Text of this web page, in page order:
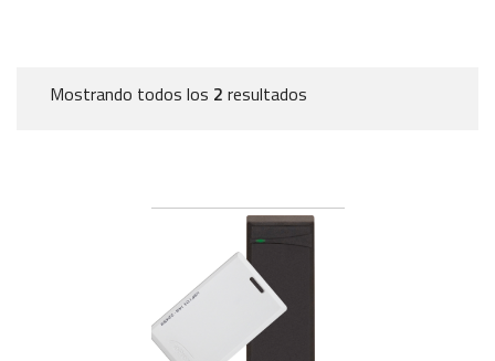
Mostrando todos los 2 resultados